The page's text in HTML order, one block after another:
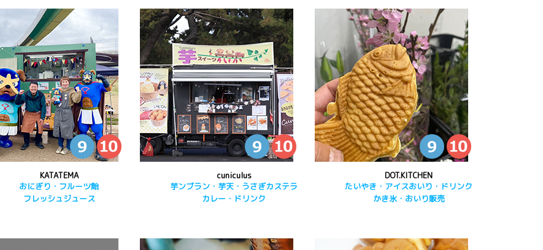
KATATEMA
おにぎり・フルーツ飴
フレッシュジュース
cuniculus
芋ンブラン・芋天・うさぎカステラ
カレー・ドリンク
DOT.KITCHEN
たいやき・アイスおいり・ドリンク
かき氷・おいり販売